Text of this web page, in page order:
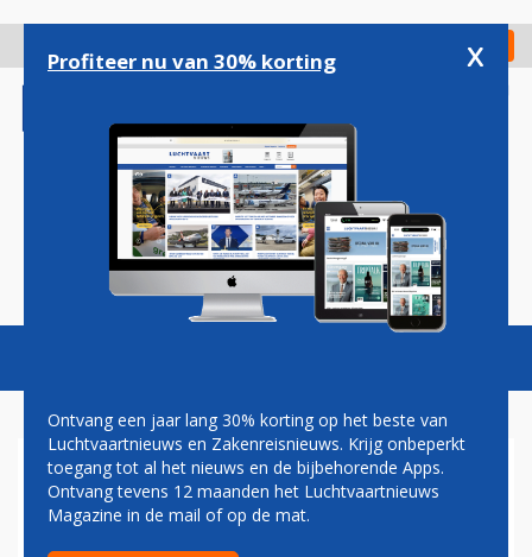
gaan
Check in
Magazine Podcasts Vacatures
DIEVEN STELEN DRUGS EN
SIGARETTEN BIJ DOUANE
Profiteer nu van 30% korting x
Ontvang een jaar lang 30% korting op het beste van
Luchtvaartnieuws en Zakenreisnieuws. Krijg onbeperkt
toegang tot al het nieuws en de bijbehorende Apps.
Ontvang tevens 12 maanden het Luchtvaartnieuws
Magazine in de mail of op de mat.